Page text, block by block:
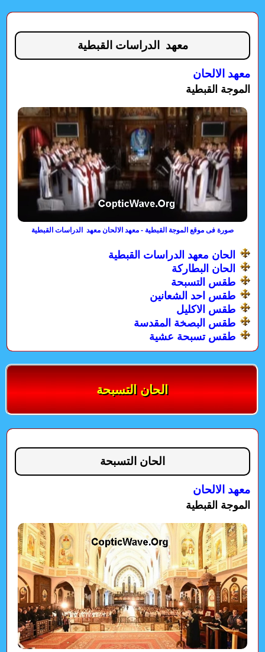
معهد الدراسات القبطية
معهد الالحان
الموجة القبطية
صورة فى موقع الموجة القبطية - معهد الالحان معهد الدراسات القبطية
الحان معهد الدراسات القبطية
الحان البطاركة
طقس التسبحة
طقس احد الشعانين
طقس الاكليل
طقس البصخة المقدسة
طقس تسبحة عشية
الحان التسبحة
الحان التسبحة
معهد الالحان
الموجة القبطية